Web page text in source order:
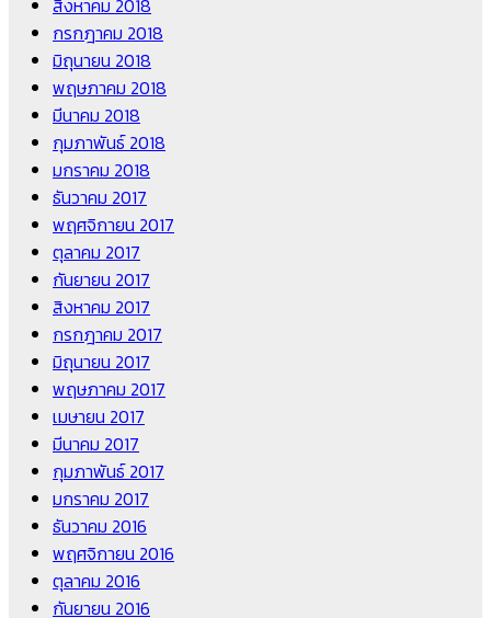
สิงหาคม 2018
กรกฎาคม 2018
มิถุนายน 2018
พฤษภาคม 2018
มีนาคม 2018
กุมภาพันธ์ 2018
มกราคม 2018
ธันวาคม 2017
พฤศจิกายน 2017
ตุลาคม 2017
กันยายน 2017
สิงหาคม 2017
กรกฎาคม 2017
มิถุนายน 2017
พฤษภาคม 2017
เมษายน 2017
มีนาคม 2017
กุมภาพันธ์ 2017
มกราคม 2017
ธันวาคม 2016
พฤศจิกายน 2016
ตุลาคม 2016
กันยายน 2016